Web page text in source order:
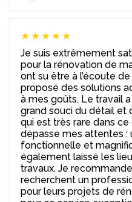
★★★★★
Je suis extrêmement
pour la rénovation de
ont su être à l’écoute
proposé des solutions
à mes goûts. Le travail
grand souci du détail et
qui est très rare dans
dépasse mes attentes :
fonctionnelle et
également laissé les
travaux. Je
recherchent un
pour leurs projets de